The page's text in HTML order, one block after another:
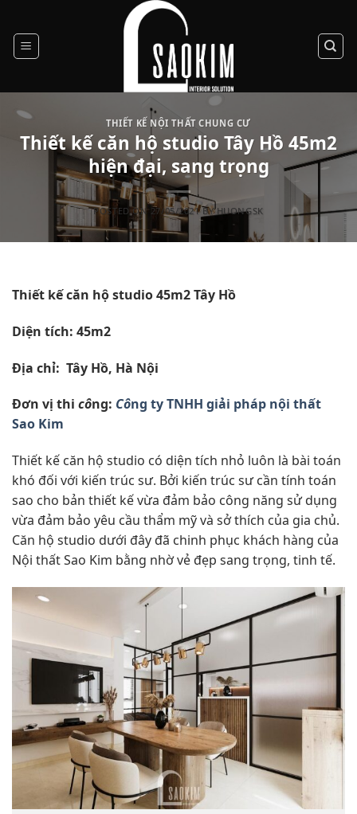
content
THIẾT KẾ NỘI THẤT CHUNG CƯ
Thiết kế căn hộ studio Tây Hồ 45m2
hiện đại, sang trọng
POSTED ON 27/05/2021BYHUONGSK
Thiết kế căn hộ studio 45m2 Tây Hồ
Diện tích: 45m2
Địa chỉ: Tây Hồ, Hà Nội
Đơn vị thi công: Công ty TNHH giải pháp nội thất
Sao Kim
Thiết kế căn hộ studio có diện tích nhỏ luôn là bài toán
khó đối với kiến trúc sư. Bởi kiến trúc sư cần tính toán
sao cho bản thiết kế vừa đảm bảo công năng sử dụng
vừa đảm bảo yêu cầu thẩm mỹ và sở thích của gia chủ.
Căn hộ studio dưới đây đã chinh phục khách hàng của
Nội thất Sao Kim bằng nhờ vẻ đẹp sang trọng, tinh tế.